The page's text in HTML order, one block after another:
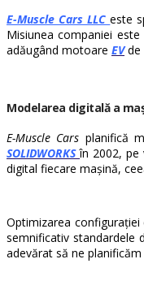
E-Muscle Cars LLCeste
Misiunea companiei
adăugând motoare EVde
Modelarea digitală a
E-Muscle Cars planifică
SOLIDWORKS în 2002, pe
digital fiecare mașină,
Optimizarea
semnificativ standardele
adevărat să ne